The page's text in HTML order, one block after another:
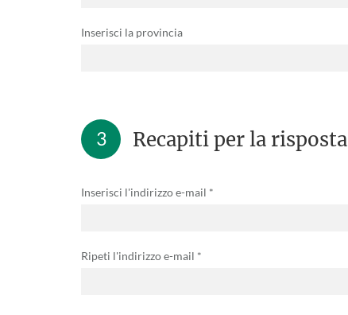
Inserisci la provincia
3 Recapiti per la risposta
Inserisci l'indirizzo e-mail *
Ripeti l'indirizzo e-mail *